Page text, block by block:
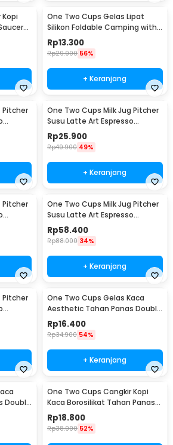
One Two Cups Gelas Lipat
Silikon Foldable Camping with
Strap 200ml - F120
Rp13.300
Rp29.900 56%
+ Keranjang
Pitcher
One Two Cups Milk Jug Pitcher
Susu Latte Art Espresso
Stainless Steel 150ml - J068
Rp25.900
Rp49.900 49%
+ Keranjang
Pitcher
One Two Cups Milk Jug Pitcher
Susu Latte Art Espresso
Stainless Steel 900ml - J068
Rp58.400
Rp88.000 34%
+ Keranjang
Pitcher
One Two Cups Gelas Kaca
Aesthetic Tahan Panas Double
Wall Glass 250ml - PLY1704
Rp16.400
Rp34.900 54%
+ Keranjang
Double
One Two Cups Cangkir Kopi
Kaca Borosilikat Tahan Panas
Double Wall Cup 160ml
Rp18.800
Rp38.900 52%